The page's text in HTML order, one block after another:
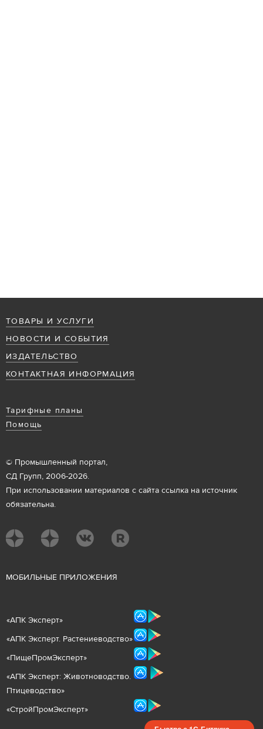
ТОВАРЫ И УСЛУГИ
НОВОСТИ И СОБЫТИЯ
ИЗДАТЕЛЬСТВО
КОНТАКТНАЯ ИНФОРМАЦИЯ
Тарифные планы
Помощь
© Промышленный портал,
СД Групп, 2006-2026.
При использовании материалов с сайта ссылка на источник
обязательна.
МОБИЛЬНЫЕ ПРИЛОЖЕНИЯ
«АПК Эксперт»
«АПК Эксперт. Растениеводство»
«ПищеПромЭксперт»
«АПК Эксперт: Животноводство.
Птицеводство»
«СтройПромЭксперт»